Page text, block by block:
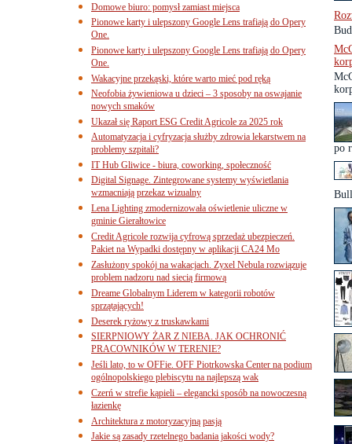
po
Domowe biuro: pomysł zamiast miejsca
Pionowe karty i ulepszony Google Lens trafiają do Opery
One.
Pionowe karty i ulepszony Google Lens trafiają do Opery
One.
Wakacyjne przekąski, które warto mieć pod ręką
Neofobia żywieniowa u dzieci – 3 sposoby na oswajanie
nowych smaków
Ukazał się Raport ESG Credit Agricole za 2025 rok
Automatyzacja i cyfryzacja służby zdrowia lekarstwem na
problemy szpitali?
IT Hub Gliwice - biura, coworking, społeczność
Digital Signage. Zintegrowane systemy wyświetlania
wzmacniają przekaz wizualny
Lena Lighting zmodernizowała oświetlenie uliczne w
gminie Gierałtowice
Credit Agricole rozwija cyfrową sprzedaż ubezpieczeń.
Pakiet na Wypadki dostępny w aplikacji CA24 Mo
Zasłużony spokój na wakacjach. Zyxel Nebula rozwiązuje
problem nadzoru nad siecią firmową
Dreame Globalnym Liderem w kategorii robotów
sprzątających!
Deserek ryżowy z truskawkami
SIERPNIOWY ŻAR Z NIEBA. JAK OCHRONIĆ
PRACOWNIKÓW W TERENIE?
Jeśli lato, to w OFFie. OFF Piotrkowska Center na podium
ogólnopolskiego plebiscytu na najlepszą wak
Czerń w strefie kąpieli – elegancki sposób na nowoczesną
łazienkę
Architektura z motoryzacyjną pasją
Jakie są zasady rzetelnego badania jakości wody?